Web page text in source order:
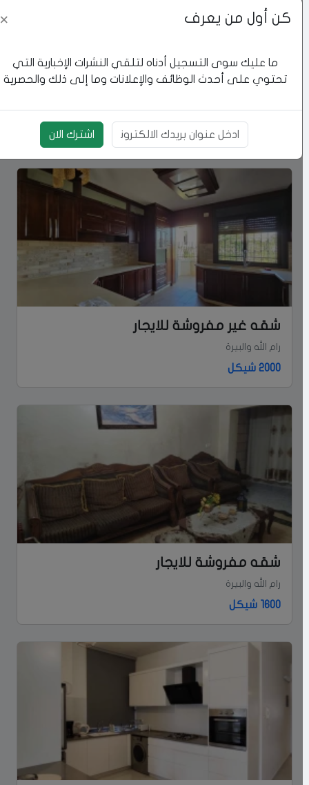
رام الله والبيرة
شقه غير مفروشة للايجار
رام الله والبيرة
2000 شيكل
شقه مفروشة للايجار
رام الله والبيرة
1600 شيكل
كن أول من يعرف ×
ما عليك سوى التسجيل أدناه لتلقي النشرات الإخبارية التي
تحتوي على أحدث الوظائف والإعلانات وما إلى ذلك والحصرية
بريد الالكتروني
اشترك الان